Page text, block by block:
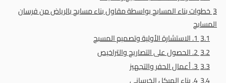
3خطوات بناء المسابح بواسطة مقاول بناء مسابح بالرياض من فرسان
المسابح
3.11. الاستشارة الأولية وتصميم المسبح
3.22. الحصول على التصاريح والتراخيص
3.33. أعمال الحفر والتجهيز
3.44. بناء الهيكل الخرساني